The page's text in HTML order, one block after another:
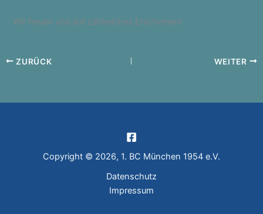
Wir freuen uns auf zahlreiches Erscheinen!
ZURÜCK WEITER
Copyright © 2026, 1. BC München 1954 e.V.
Datenschutz
Impressum